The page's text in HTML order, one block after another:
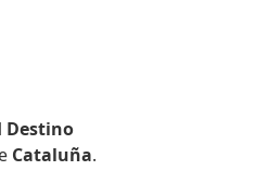
Destino
Cataluña.